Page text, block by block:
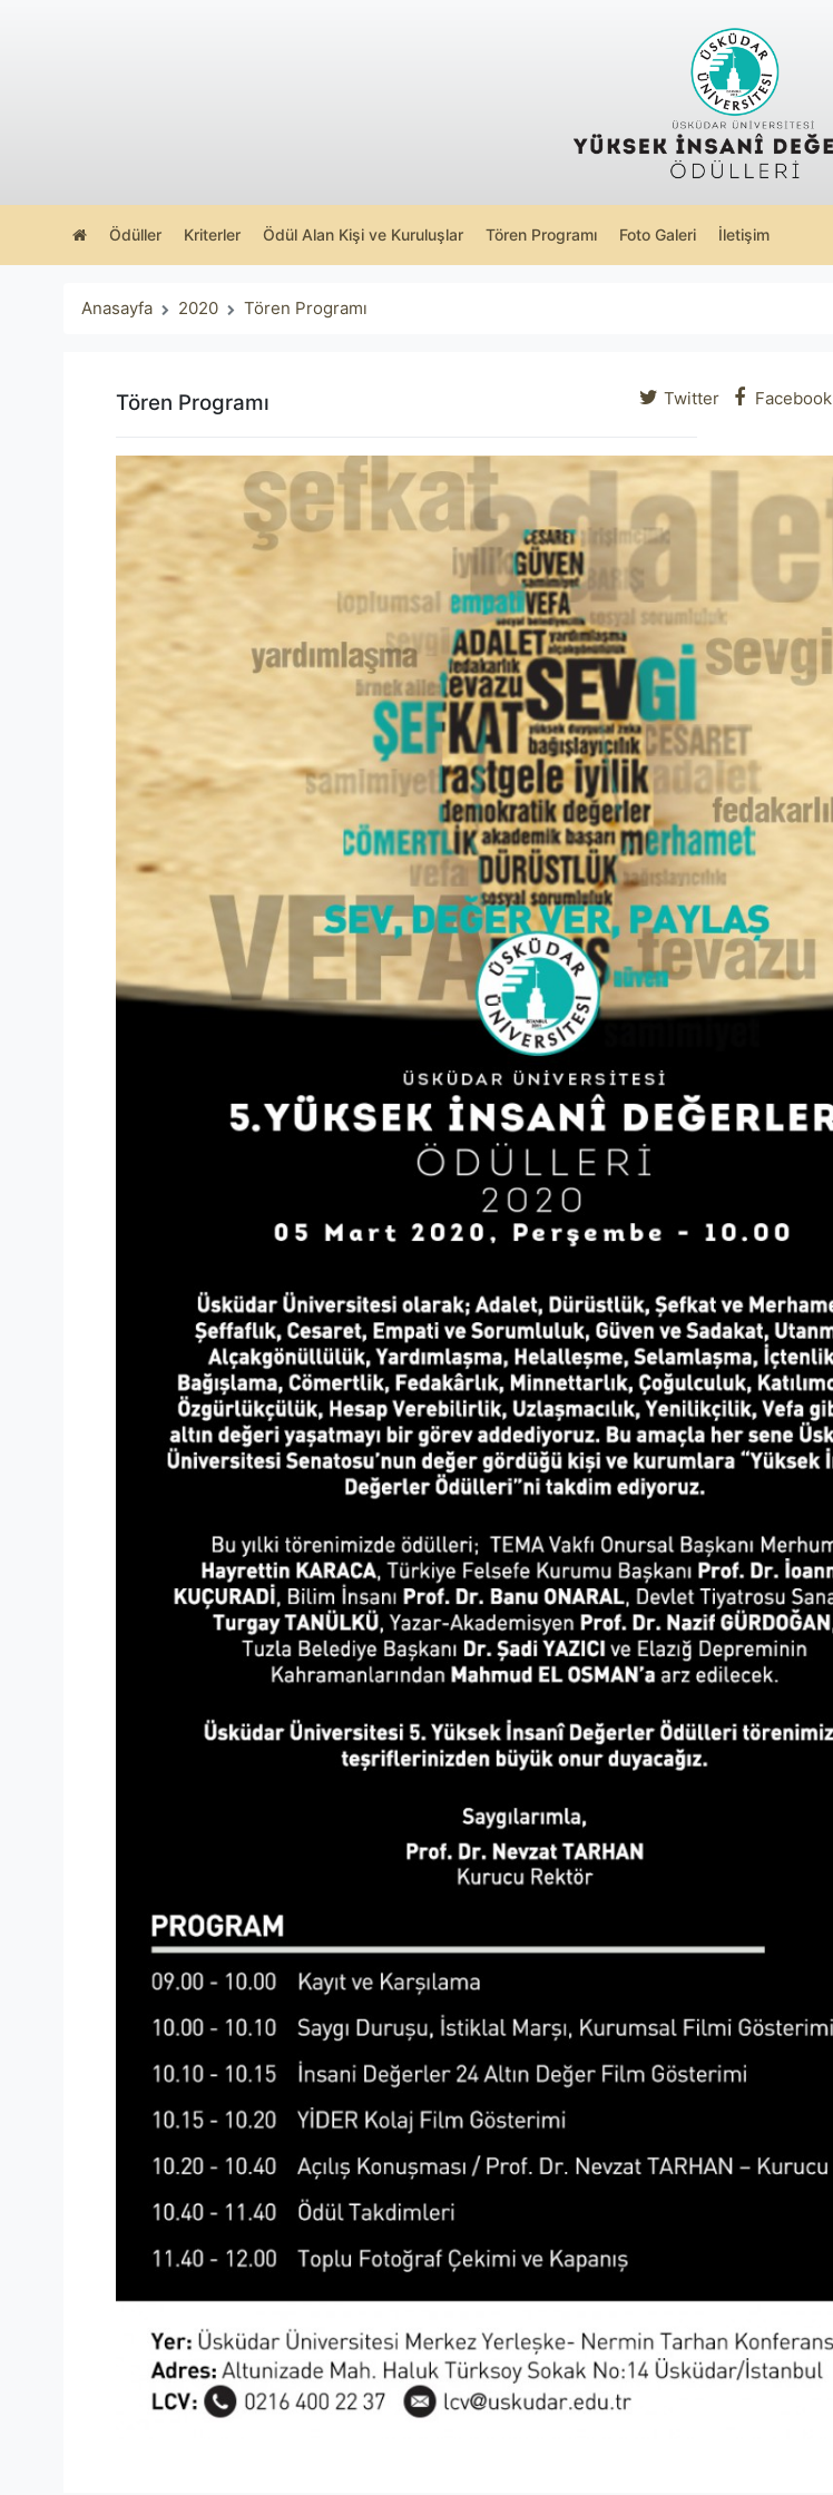
Ödüller Kriterler Ödül Alan Kişi ve Kuruluşlar Tören Programı Foto Galeri İletişim
Anasayfa 2020 Tören Programı
Tören Programı Twitter Facebook